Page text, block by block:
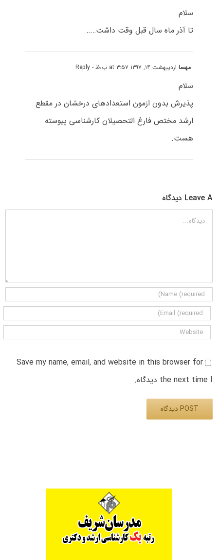
سلام
تا آذر ماه سال قبل وقت داشت…..
مهسااردیبهشت ۱۴, ۱۳۹۷ at ۳:۵۷ ب٫ظ - Reply
سلام
پذیرش بدون ازمون استعدادهای درخشان در مقطع
ارشد مختص فارغ التحصیلان کارشناسی پیوسته
هست.
Leave A دیدگاه
دیدگاه
Save my name, email, and website in this browser for
the next time I دیدگاه.